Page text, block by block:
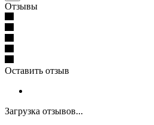
Отзывы
Оставить отзыв
Загрузка отзывов...